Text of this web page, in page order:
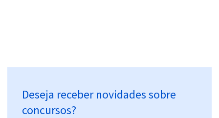
Deseja receber novidades sobre
concursos?